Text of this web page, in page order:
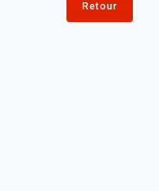
Retour